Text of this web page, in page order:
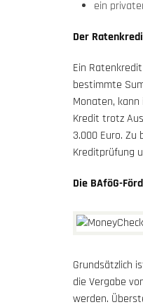
ein
Der
Ein
bestimmte
Monaten,
Kredit trotz
3.000 Euro.
Kreditprüfung
Die BAföG-
Grundsätzlich
die Vergabe
werden.